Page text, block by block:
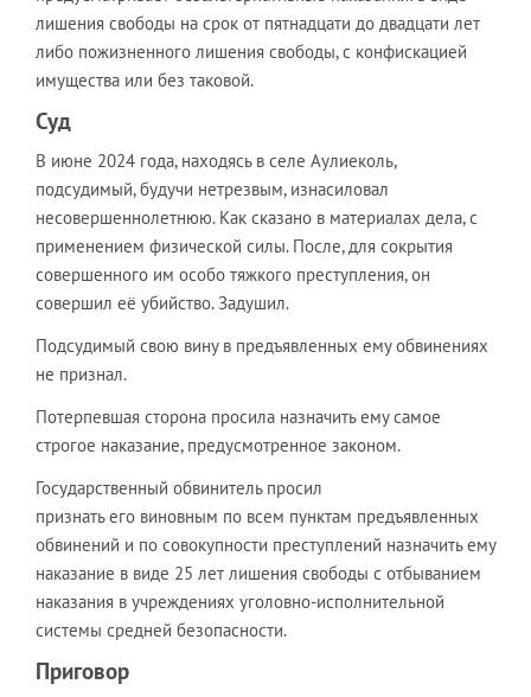
лишения свободы на срок от пятнадцати до двадцати лет
либо пожизненного лишения свободы, с конфискацией
имущества или без таковой.
Суд
В июне 2024 года, находясь в селе Аулиеколь,
подсудимый, будучи нетрезвым, изнасиловал
несовершеннолетнюю. Как сказано в материалах дела, с
применением физической силы. После, для сокрытия
совершенного им особо тяжкого преступления, он
совершил её убийство. Задушил.
Подсудимый свою вину в предъявленных ему обвинениях
не признал.
Потерпевшая сторона просила назначить ему самое
строгое наказание, предусмотренное законом.
Государственный обвинитель просил
признать его виновным по всем пунктам предъявленных
обвинений и по совокупности преступлений назначить ему
наказание в виде 25 лет лишения свободы с отбыванием
наказания в учреждениях уголовно-исполнительной
системы средней безопасности.
Приговор